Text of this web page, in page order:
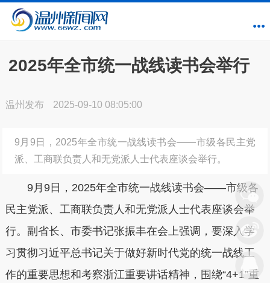
2025年全市统一战线读书会举行
温州发布 2025-09-10 08:05:00
9月9日，2025年全市统一战线读书会——市级各民主党
派、工商联负责人和无党派人士代表座谈会举行。
9月9日，2025年全市统一战线读书会——市级各
民主党派、工商联负责人和无党派人士代表座谈会举
行。副省长、市委书记张振丰在会上强调，要深入学
习贯彻习近平总书记关于做好新时代党的统一战线工
作的重要思想和考察浙江重要讲话精神，围绕“4+1”重